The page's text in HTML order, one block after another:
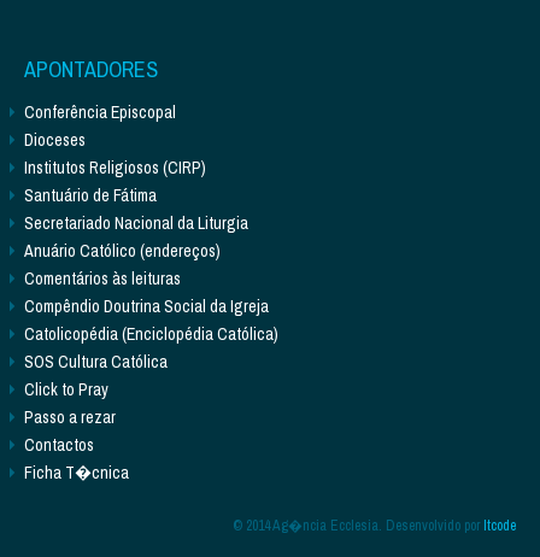
APONTADORES
Conferência Episcopal
Dioceses
Institutos Religiosos (CIRP)
Santuário de Fátima
Secretariado Nacional da Liturgia
Anuário Católico (endereços)
Comentários às leituras
Compêndio Doutrina Social da Igreja
Catolicopédia (Enciclopédia Católica)
SOS Cultura Católica
Click to Pray
Passo a rezar
Contactos
Ficha T�cnica
© 2014 Ag�ncia Ecclesia. Desenvolvido porItcode